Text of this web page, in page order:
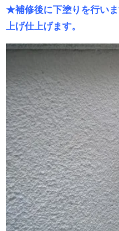
★補修後に下塗りを行い
上げ仕上げます。